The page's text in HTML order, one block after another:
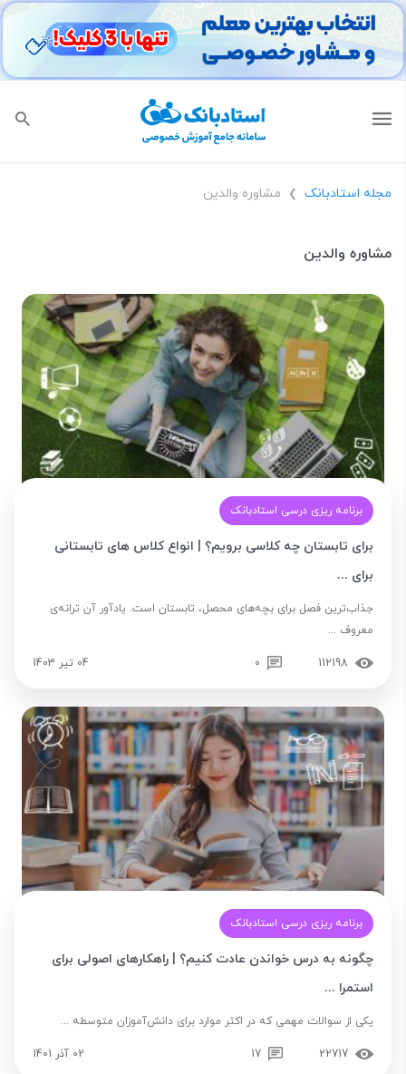
مجله استادبانک ❯ مشاوره والدین
مشاوره والدین
برنامه ریزی درسی استادبانک
برای تابستان چه کلاسی برویم؟ | انواع کلاس‌ های تابستانی
برای ...
جذاب‌ترین فصل برای بچه‌های محصل، تابستان است. یادآور آن ترانه‌ی
معروف ...
112198
0 04 تیر 1403
برنامه ریزی درسی استادبانک
چگونه به درس خواندن عادت کنیم؟ | راهکارهای اصولی برای
استمرا ...
یکی از سوالات مهمی که در اکثر موارد برای دانش‌آموزان متوسطه ...
22717
17 02 آذر 1401